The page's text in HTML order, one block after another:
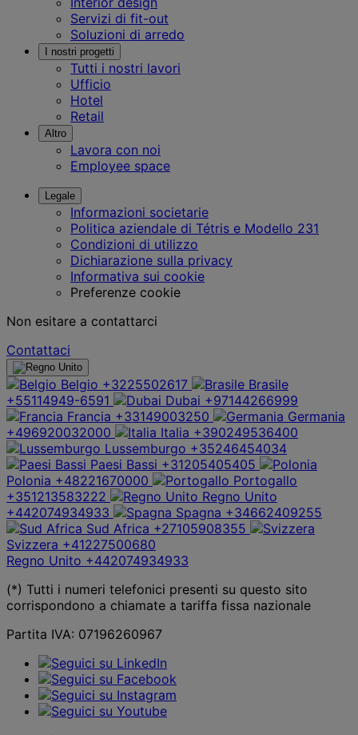
Servizi di fit-out
Soluzioni di arredo
I nostri progetti
Tutti i nostri lavori
Ufficio
Hotel
Retail
Altro
Lavora con noi
Employee space
Legale
Informazioni societarie
Politica aziendale di Tétris e Modello 231
Condizioni di utilizzo
Dichiarazione sulla privacy
Informativa sui cookie
Preferenze cookie
Non esitare a contattarci
Contattaci
Belgio +3225502617
Brasile
+55114949-6591
Dubai +97144266999
Francia +33149003250
Germania
+496920032000
Italia +390249536400
Lussemburgo +35246454034
Paesi Bassi +31205405405
Polonia +48221670000
Portogallo
+351213583222
Regno Unito
+442074934933
Spagna +34662409255
Sud Africa +27105908355
Svizzera +41227500680
Regno Unito +442074934933
(*) Tutti i numeri telefonici presenti su questo sito
corrispondono a chiamate a tariffa fissa nazionale
Partita IVA: 07196260967